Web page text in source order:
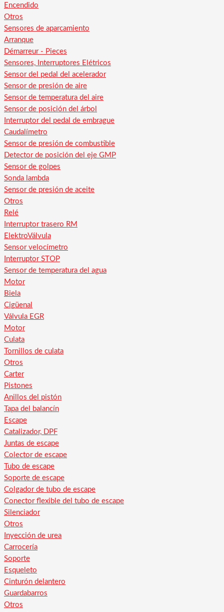
Encendido
Otros
Sensores de aparcamiento
Arranque
Démarreur - Pieces
Sensores, Interruptores Elétricos
Sensor del pedal del acelerador
Sensor de presión de aire
Sensor de temperatura del aire
Sensor de posición del árbol
Interruptor del pedal de embrague
Caudalímetro
Sensor de presión de combustible
Detector de posición del eje GMP
Sensor de golpes
Sonda lambda
Sensor de presión de aceite
Otros
Relé
Interruptor trasero RM
ElektroVálvula
Sensor velocímetro
Interruptor STOP
Sensor de temperatura del agua
Motor
Biela
Cigüenal
Válvula EGR
Motor
Culata
Tornillos de culata
Otros
Carter
Pistones
Anillos del pistón
Tapa del balancín
Escape
Catalizador, DPF
Juntas de escape
Colector de escape
Tubo de escape
Soporte de escape
Colgador de tubo de escape
Conector flexible del tubo de escape
Silenciador
Otros
Inyección de urea
Carrocería
Soporte
Esqueleto
Cinturón delantero
Guardabarros
Otros